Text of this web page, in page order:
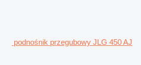
podnośnik przegubowy JLG 450 AJ